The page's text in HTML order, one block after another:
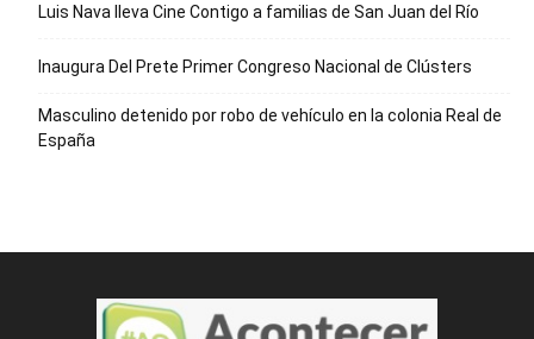
Luis Nava lleva Cine Contigo a familias de San Juan del Río
Inaugura Del Prete Primer Congreso Nacional de Clústers
Masculino detenido por robo de vehículo en la colonia Real de
España